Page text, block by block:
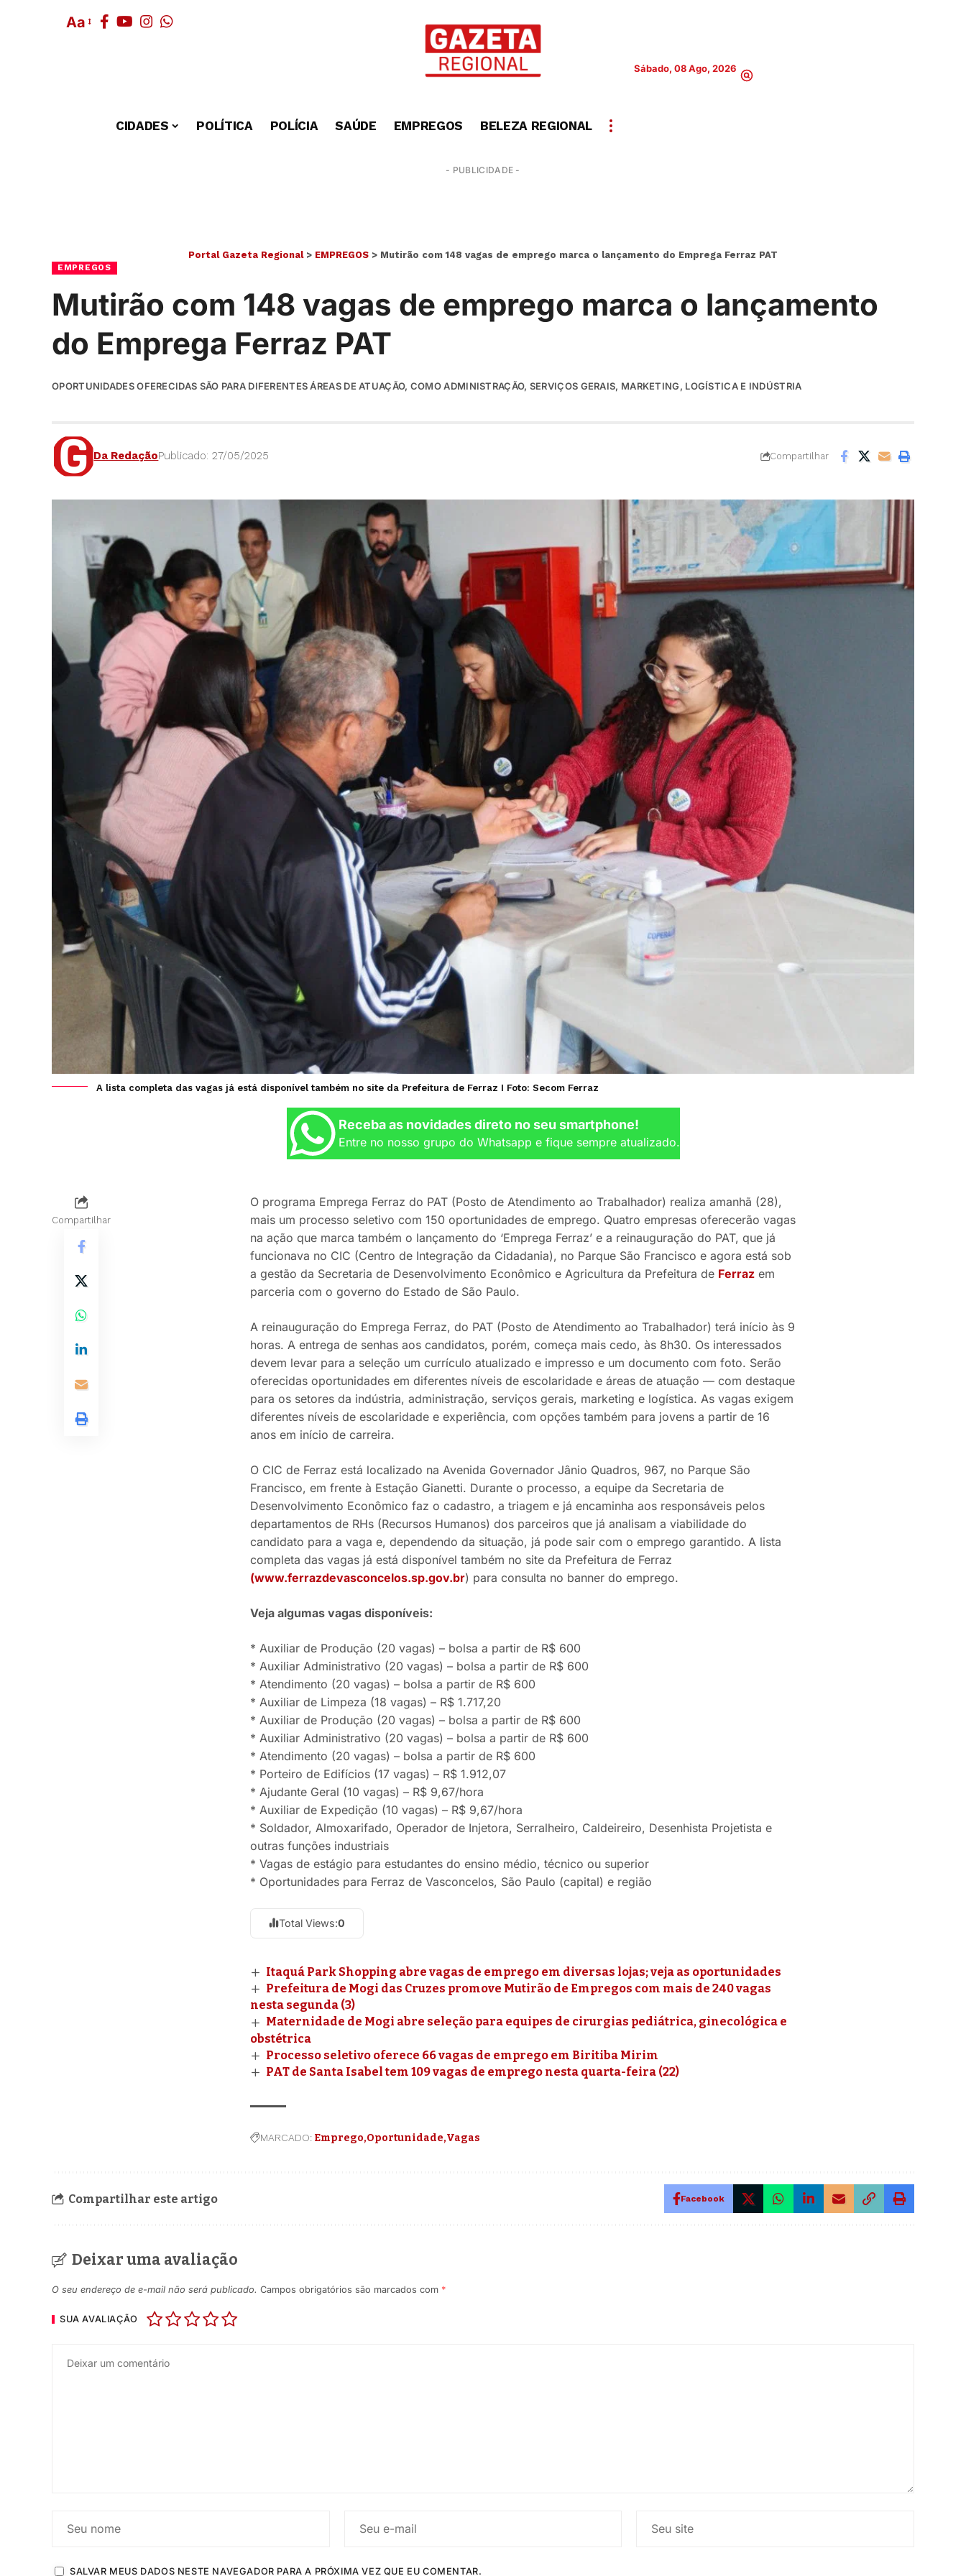
Aa
Sábado, 08 Ago, 2026
CIDADES POLÍTICA POLÍCIA SAÚDE EMPREGOS BELEZA REGIONAL
- PUBLICIDADE -
Portal Gazeta Regional> EMPREGOS > Mutirão com 148 vagas de emprego marca o lançamento do Emprega Ferraz PAT
EMPREGOS
Mutirão com 148 vagas de emprego marca o lançamento
do Emprega Ferraz PAT
OPORTUNIDADES OFERECIDAS SÃO PARA DIFERENTES ÁREAS DE ATUAÇÃO, COMO ADMINISTRAÇÃO, SERVIÇOS GERAIS, MARKETING, LOGÍSTICA E INDÚSTRIA
Da RedaçãoPublicado: 27/05/2025 Compartilhar
A lista completa das vagas já está disponível também no site da Prefeitura de Ferraz I Foto: Secom Ferraz
Receba as novidades direto no seu smartphone!
Entre no nosso grupo do Whatsapp e fique sempre atualizado.
Compartilhar
O programa Emprega Ferraz do PAT (Posto de Atendimento ao Trabalhador) realiza amanhã (28),
mais um processo seletivo com 150 oportunidades de emprego. Quatro empresas oferecerão vagas
na ação que marca também o lançamento do ‘Emprega Ferraz’ e a reinauguração do PAT, que já
funcionava no CIC (Centro de Integração da Cidadania), no Parque São Francisco e agora está sob
a gestão da Secretaria de Desenvolvimento Econômico e Agricultura da Prefeitura de Ferraz em
parceria com o governo do Estado de São Paulo.
A reinauguração do Emprega Ferraz, do PAT (Posto de Atendimento ao Trabalhador) terá início às 9
horas. A entrega de senhas aos candidatos, porém, começa mais cedo, às 8h30. Os interessados
devem levar para a seleção um currículo atualizado e impresso e um documento com foto. Serão
oferecidas oportunidades em diferentes níveis de escolaridade e áreas de atuação — com destaque
para os setores da indústria, administração, serviços gerais, marketing e logística. As vagas exigem
diferentes níveis de escolaridade e experiência, com opções também para jovens a partir de 16
anos em início de carreira.
O CIC de Ferraz está localizado na Avenida Governador Jânio Quadros, 967, no Parque São
Francisco, em frente à Estação Gianetti. Durante o processo, a equipe da Secretaria de
Desenvolvimento Econômico faz o cadastro, a triagem e já encaminha aos responsáveis pelos
departamentos de RHs (Recursos Humanos) dos parceiros que já analisam a viabilidade do
candidato para a vaga e, dependendo da situação, já pode sair com o emprego garantido. A lista
completa das vagas já está disponível também no site da Prefeitura de Ferraz
(www.ferrazdevasconcelos.sp.gov.br) para consulta no banner do emprego.
Veja algumas vagas disponíveis:
* Auxiliar de Produção (20 vagas) – bolsa a partir de R$ 600
* Auxiliar Administrativo (20 vagas) – bolsa a partir de R$ 600
* Atendimento (20 vagas) – bolsa a partir de R$ 600
* Auxiliar de Limpeza (18 vagas) – R$ 1.717,20
* Auxiliar de Produção (20 vagas) – bolsa a partir de R$ 600
* Auxiliar Administrativo (20 vagas) – bolsa a partir de R$ 600
* Atendimento (20 vagas) – bolsa a partir de R$ 600
* Porteiro de Edifícios (17 vagas) – R$ 1.912,07
* Ajudante Geral (10 vagas) – R$ 9,67/hora
* Auxiliar de Expedição (10 vagas) – R$ 9,67/hora
* Soldador, Almoxarifado, Operador de Injetora, Serralheiro, Caldeireiro, Desenhista Projetista e
outras funções industriais
* Vagas de estágio para estudantes do ensino médio, técnico ou superior
* Oportunidades para Ferraz de Vasconcelos, São Paulo (capital) e região
Total Views:0
Itaquá Park Shopping abre vagas de emprego em diversas lojas; veja as oportunidades
Prefeitura de Mogi das Cruzes promove Mutirão de Empregos com mais de 240 vagas
nesta segunda (3)
Maternidade de Mogi abre seleção para equipes de cirurgias pediátrica, ginecológica e
obstétrica
Processo seletivo oferece 66 vagas de emprego em Biritiba Mirim
PAT de Santa Isabel tem 109 vagas de emprego nesta quarta-feira (22)
MARCADO: Emprego Oportunidade Vagas
Compartilhar este artigo Facebook
Deixar uma avaliação
O seu endereço de e-mail não será publicado. Campos obrigatórios são marcados com *
SUA AVALIAÇÃO
SALVAR MEUS DADOS NESTE NAVEGADOR PARA A PRÓXIMA VEZ QUE EU COMENTAR.